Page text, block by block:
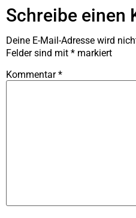
Schreibe einen
Deine E-Mail-Adresse wird
Felder sind mit * markiert
Kommentar*